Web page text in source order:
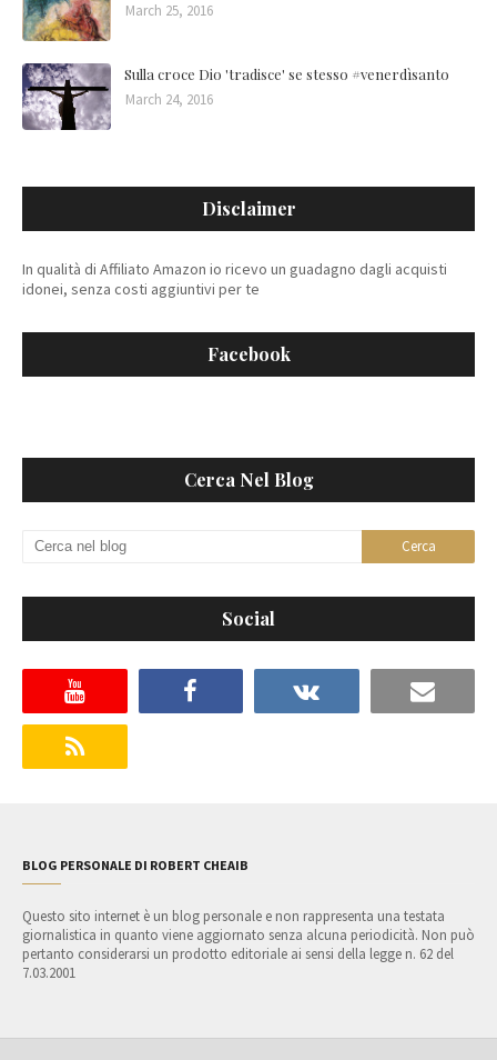
March 25, 2016
Sulla croce Dio 'tradisce' se stesso #venerdìsanto
March 24, 2016
Disclaimer
In qualità di Affiliato Amazon io ricevo un guadagno dagli acquisti
idonei, senza costi aggiuntivi per te
Facebook
Cerca Nel Blog
Social
BLOG PERSONALE DI ROBERT CHEAIB
Questo sito internet è un blog personale e non rappresenta una testata
giornalistica in quanto viene aggiornato senza alcuna periodicità. Non può
pertanto considerarsi un prodotto editoriale ai sensi della legge n. 62 del
7.03.2001